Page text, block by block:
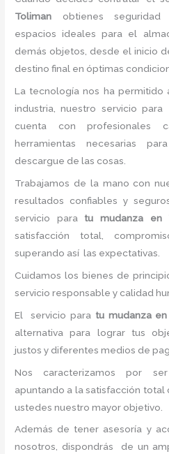
Toliman obtienes
espacios ideales para el
demás objetos, desde el inicio
destino final en óptimas
La tecnología nos ha permitido
industria, nuestro servicio para
cuenta con profesionales
herramientas necesarias
descargue de las cosas.
Trabajamos de la mano con
resultados confiables y
servicio para tu mudanza en
satisfacción total,
superando así las expectativas.
Cuidamos los bienes de
servicio responsable y calidad
El servicio para tu mudanza
alternativa para lograr tus
justos y diferentes medios de
Nos caracterizamos por
apuntando a la satisfacción
ustedes nuestro mayor objetivo.
Además de tener asesoría y
nosotros, dispondrás de un